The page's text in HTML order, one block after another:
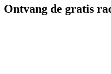
Ontvang de gratis